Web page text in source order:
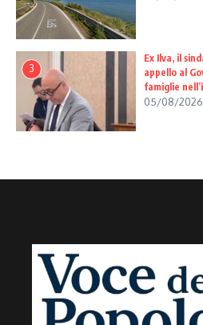
3
Ex Ilva, il
appello al
famiglie
05/08/2026